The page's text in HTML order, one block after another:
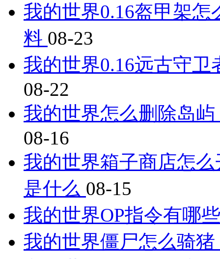
我的世界0.16盔甲架
料 08-23
我的世界0.16远古守
08-22
我的世界怎么删除岛
08-16
我的世界箱子商店怎
是什么 08-15
我的世界OP指令有哪
我的世界僵尸怎么骑